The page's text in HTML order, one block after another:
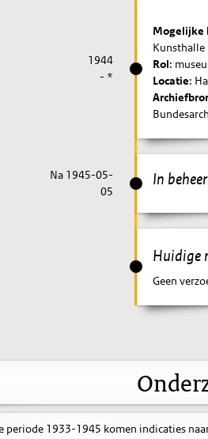
1944
- *
Mogelijke
Kunsthalle
Rol:
Locatie:
In
Na 1945-05-
05
Huidige
Geen
periode 1933-1945 komen indicaties